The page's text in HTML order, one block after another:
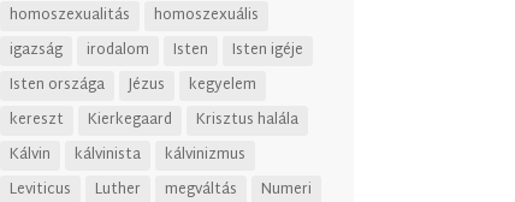
homoszexualitás
homoszexuális
igazság
irodalom Isten
Isten igéje
Isten országa
Jézus
kegyelem
kereszt
Kierkegaard
Krisztus halála
Kálvin
kálvinista
kálvinizmus
Leviticus
Luther megváltás Numeri